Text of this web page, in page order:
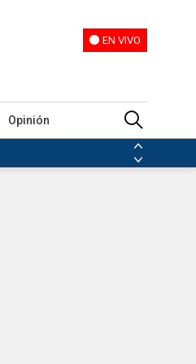
EN VIVO
Opinión